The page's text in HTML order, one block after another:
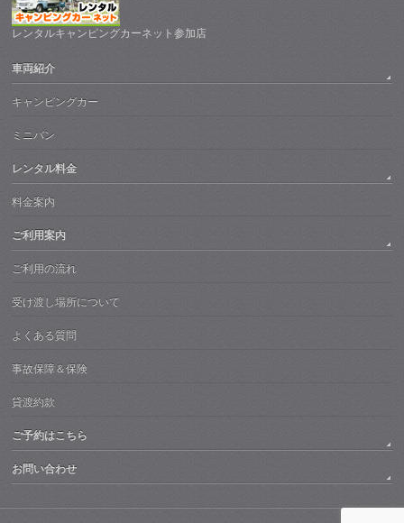
レンタルキャンピングカーネット参加店
車両紹介
キャンピングカー
ミニバン
レンタル料金
料金案内
ご利用案内
ご利用の流れ
受け渡し場所について
よくある質問
事故保障＆保険
貸渡約款
ご予約はこちら
お問い合わせ